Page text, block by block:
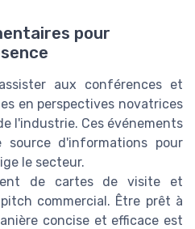
pour
aux conférences et
en perspectives novatrices
l'industrie. Ces événements
source d'informations pour
le secteur.
de cartes de visite et
commercial. Être prêt à
concise et efficace est